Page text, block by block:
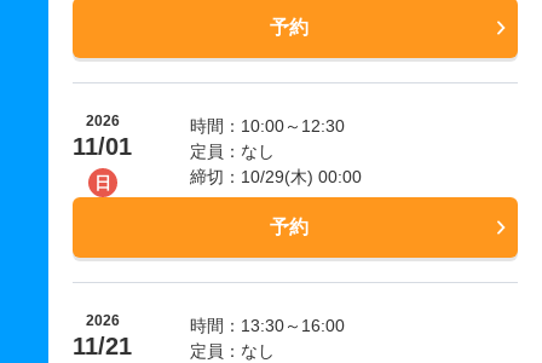
予約
2026
11/01
日
時間：10:00～12:30
定員：なし
締切：10/29(木) 00:00
予約
2026
11/21
時間：13:30～16:00
定員：なし